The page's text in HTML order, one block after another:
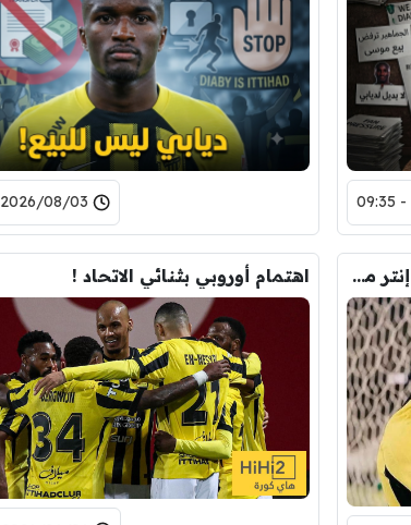
2026/08/03 - 12:04
رحيل دومفريس يقرب نجم الاتحاد من إنتر ميلان اهتمام أوروبي بثنائي الاتحاد !